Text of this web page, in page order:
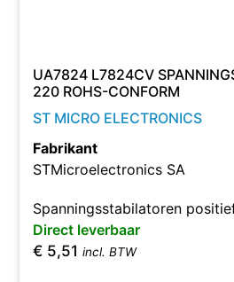
UA7824 L7824CV
220 ROHS-CONFORM
ST MICRO ELECTRONICS
Fabrikant
STMicroelectronics SA
Spanningsstabilatoren
Direct leverbaar
€ 5,51 incl. BTW